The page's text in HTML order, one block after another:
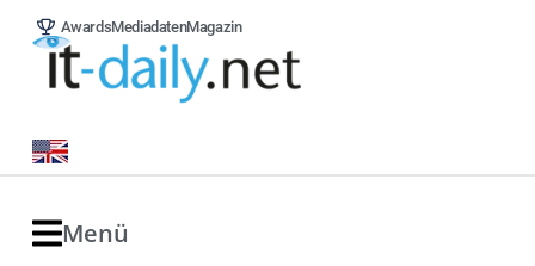
AwardsMediadatenMagazin
Menü